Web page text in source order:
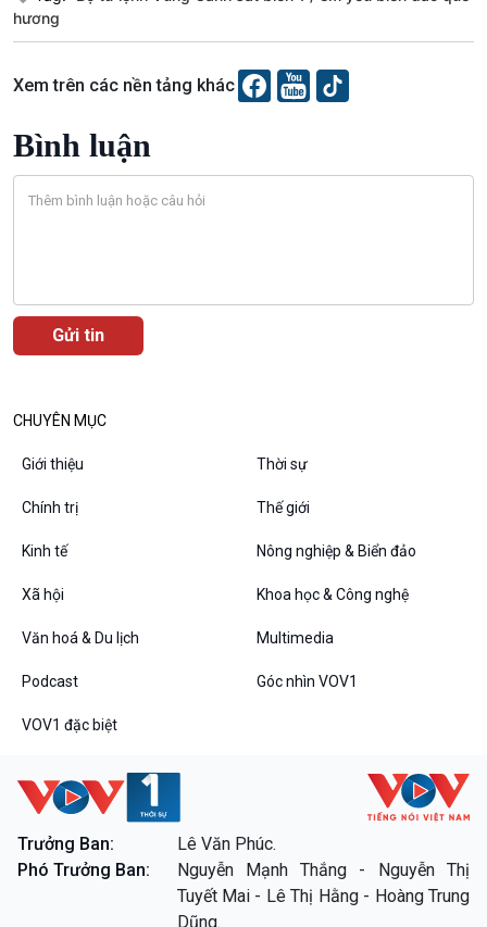
10 phút Sự kiện - Luận bàn
Chuyện đêm
VOV1 đặc biệt
Thanh âm ký sự
Các chương trình đặc biệt
hương
Xem trên các nền tảng khác
Bình luận
CHUYÊN MỤC
Giới thiệu Thời sự
Chính trị Thế giới
Kinh tế Nông nghiệp & Biển đảo
Xã hội Khoa học & Công nghệ
Văn hoá & Du lịch Multimedia
Podcast Góc nhìn VOV1
VOV1 đặc biệt
Trưởng Ban:
Lê Văn Phúc.
Phó Trưởng Ban:
Nguyễn Mạnh Thắng - Nguyễn Thị
Tuyết Mai - Lê Thị Hằng - Hoàng Trung
Dũng.